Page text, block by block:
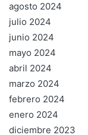
agosto 2024
julio 2024
junio 2024
mayo 2024
abril 2024
marzo 2024
febrero 2024
enero 2024
diciembre 2023